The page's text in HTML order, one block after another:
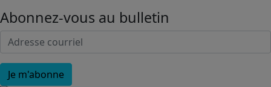
Abonnez-vous au bulletin